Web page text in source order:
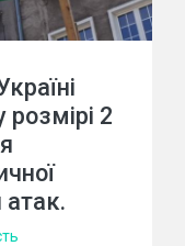
2
атак.